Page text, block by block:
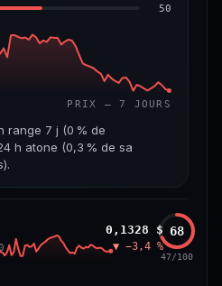
66/100
50
PRIX — 7 JOURS
range 7 j (0 % de
h atone (0,3 % de sa
VAR. 30 J
0,1328 $
▼ −3,4 %
68
47/100